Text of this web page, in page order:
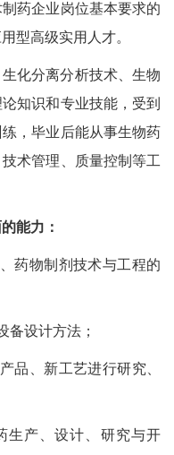
药企业岗位基本要求的
型高级实用人才。
化分离分析技术、生物
知识和专业技能，受到
，毕业后能从事生物药
术管理、质量控制等工
能力：
药物制剂技术与工程的
备设计方法；
品、新工艺进行研究、
生产、设计、研究与开